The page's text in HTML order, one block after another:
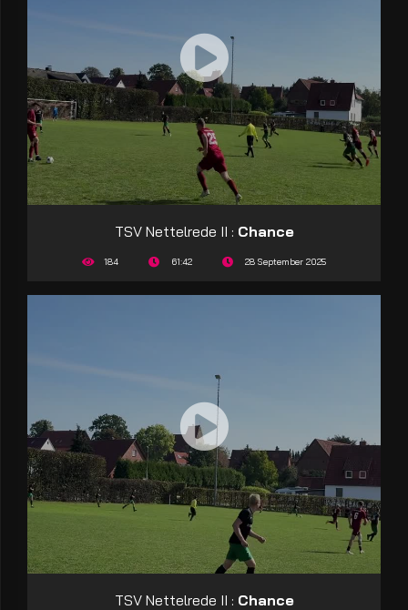
TSV Nettelrede II : Chance
184 61:42 28 September 2025
TSV Nettelrede II : Chance